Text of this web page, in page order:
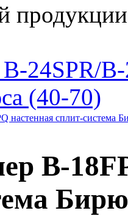
24SPR/B-
(40-70)
B-